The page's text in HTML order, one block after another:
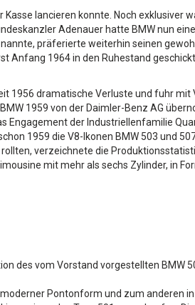
lancieren konnte. Noch exklusiver
Adenauer hatte BMW nun
präferierte weiterhin seinen
Anfang 1964 in den Ruhestand
1956 dramatische Verluste und fuhr mit
1959 von der Daimler-Benz AG
Engagement der Industriellenfamilie
1959 die V8-Ikonen BMW 503 und
verzeichnete die
mit mehr als sechs Zylinder, in
des vom Vorstand vorgestellten BMW
Pontonform und zum anderen